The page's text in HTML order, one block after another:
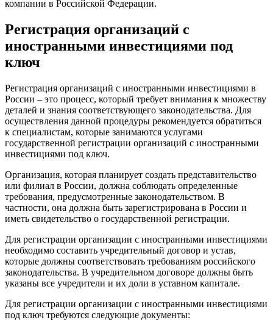
компании в Российской Федерации.
Регистрация организаций с
иностранными инвестициями под
ключ
Регистрация организаций с иностранными инвестициями в
России – это процесс, который требует внимания к множеству
деталей и знания соответствующего законодательства. Для
осуществления данной процедуры рекомендуется обратиться
к специалистам, которые занимаются услугами
государственной регистрации организаций с иностранными
инвестициями под ключ.
Организация, которая планирует создать представительство
или филиал в России, должна соблюдать определенные
требования, предусмотренные законодательством. В
частности, она должна быть зарегистрирована в России и
иметь свидетельство о государственной регистрации.
Для регистрации организации с иностранными инвестициями
необходимо составить учредительный договор и устав,
которые должны соответствовать требованиям российского
законодательства. В учредительном договоре должны быть
указаны все учредители и их доли в уставном капитале.
Для регистрации организации с иностранными инвестициями
под ключ требуются следующие документы: